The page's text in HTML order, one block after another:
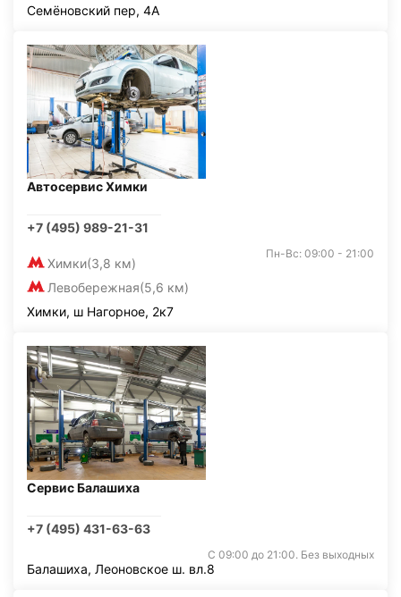
Семёновский пер, 4А
Автосервис Химки
+7 (495) 989-21-31
Химки(3,8 км)
Левобережная(5,6 км)
Пн-Вс: 09:00 - 21:00
Химки, ш Нагорное, 2к7
Сервис Балашиха
+7 (495) 431-63-63
С 09:00 до 21:00. Без выходных
Балашиха, Леоновское ш. вл.8